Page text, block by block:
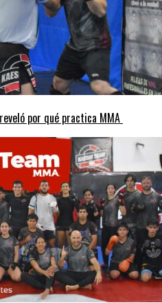
por qué practica MMA